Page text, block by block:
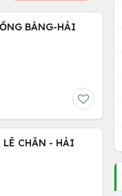
BÀNG-HẢI
LÊ CHÂN - HẢI